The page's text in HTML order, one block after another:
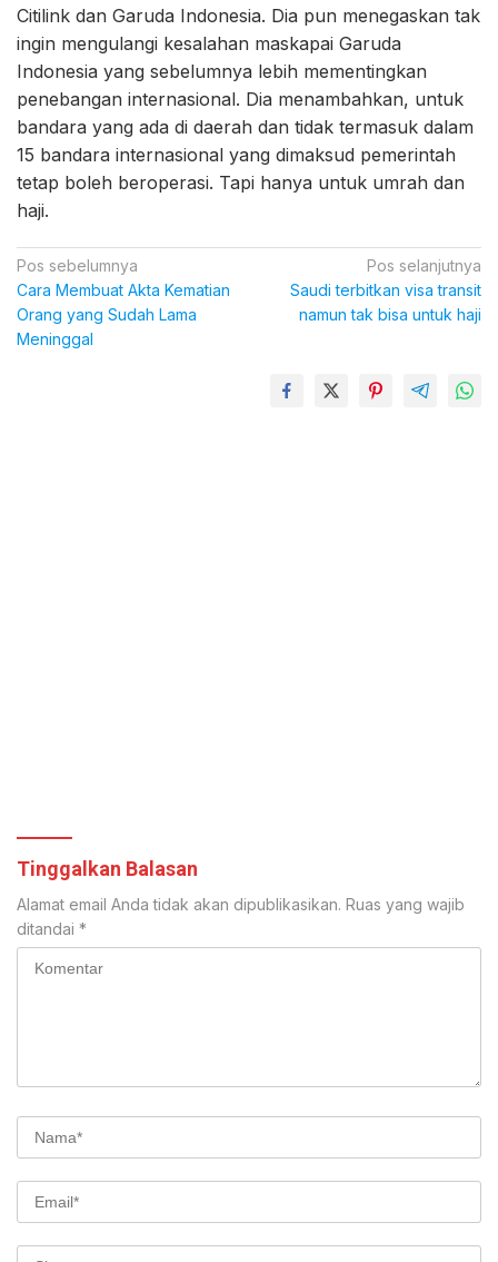
Citilink dan Garuda Indonesia. Dia pun menegaskan tak
ingin mengulangi kesalahan maskapai Garuda
Indonesia yang sebelumnya lebih mementingkan
penebangan internasional. Dia menambahkan, untuk
bandara yang ada di daerah dan tidak termasuk dalam
15 bandara internasional yang dimaksud pemerintah
tetap boleh beroperasi. Tapi hanya untuk umrah dan
haji.
Navigasi
pos
Pos sebelumnya
Cara Membuat Akta Kematian
Orang yang Sudah Lama
Meninggal
Pos selanjutnya
Saudi terbitkan visa transit
namun tak bisa untuk haji
Tinggalkan Balasan
Alamat email Anda tidak akan dipublikasikan. Ruas yang wajib
ditandai *